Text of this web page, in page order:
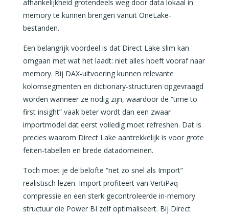
afhankelijkheid grotendeels weg door data lokaal in
memory te kunnen brengen vanuit OneLake-
bestanden.
Een belangrijk voordeel is dat Direct Lake slim kan
omgaan met wat het laadt: niet alles hoeft vooraf naar
memory. Bij DAX-uitvoering kunnen relevante
kolomsegmenten en dictionary-structuren opgevraagd
worden wanneer ze nodig zijn, waardoor de “time to
first insight” vaak beter wordt dan een zwaar
importmodel dat eerst volledig moet refreshen. Dat is
precies waarom Direct Lake aantrekkelijk is voor grote
feiten-tabellen en brede datadomeinen.
Toch moet je de belofte “net zo snel als Import”
realistisch lezen. Import profiteert van VertiPaq-
compressie en een sterk gecontroleerde in-memory
structuur die Power BI zelf optimaliseert. Bij Direct